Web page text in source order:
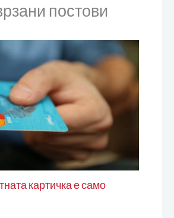
постови
картичка е само